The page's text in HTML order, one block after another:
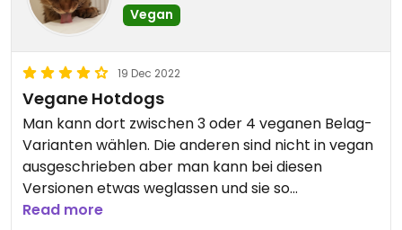
Vegan
19 Dec 2022
Vegane Hotdogs
Man kann dort zwischen 3 oder 4 veganen Belag-
Varianten wählen. Die anderen sind nicht in vegan
ausgeschrieben aber man kann bei diesen
Versionen etwas weglassen und sie so
veganisieren. Es gibt Sojawürstchen mit Ei und
Read more